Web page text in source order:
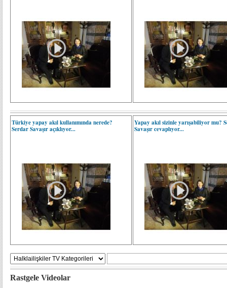
Türkiye yapay akıl kullanımında nerede?
Serdar Savaşır açıklıyor...
Yapay akıl sizinle yarışabiliyor mu?
Savaşır cevaplıyor...
Rastgele Videolar